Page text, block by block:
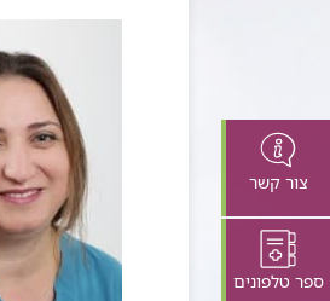
צור קשר
ספר טלפונים